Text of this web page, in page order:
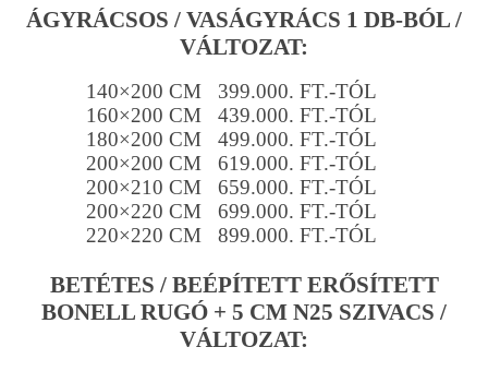
ÁGYRÁCSOS / VASÁGYRÁCS 1 DB-BÓL /
VÁLTOZAT:
140×200 CM 399.000. FT.-TÓL
160×200 CM 439.000. FT.-TÓL
180×200 CM 499.000. FT.-TÓL
200×200 CM 619.000. FT.-TÓL
200×210 CM 659.000. FT.-TÓL
200×220 CM 699.000. FT.-TÓL
220×220 CM 899.000. FT.-TÓL
BETÉTES / BEÉPÍTETT ERŐSÍTETT
BONELL RUGÓ + 5 CM N25 SZIVACS /
VÁLTOZAT: